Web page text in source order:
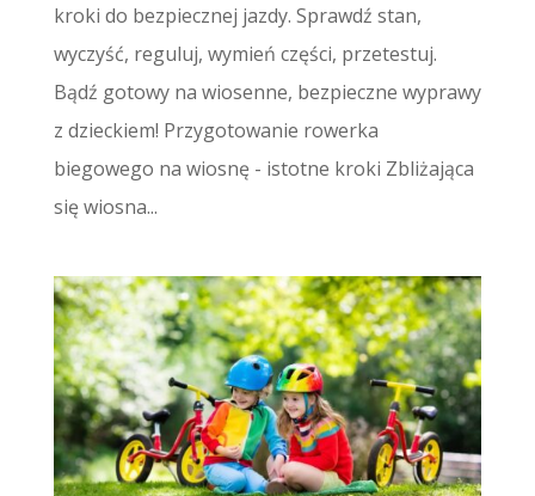
kroki do bezpiecznej jazdy. Sprawdź stan,
wyczyść, reguluj, wymień części, przetestuj.
Bądź gotowy na wiosenne, bezpieczne wyprawy
z dzieckiem! Przygotowanie rowerka
biegowego na wiosnę - istotne kroki Zbliżająca
się wiosna...